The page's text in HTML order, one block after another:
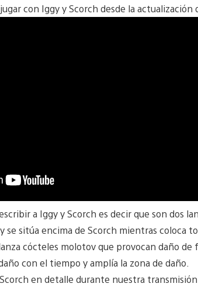
con Iggy y Scorch desde la actualización
a Iggy y Scorch es decir que son dos
se sitúa encima de Scorch mientras coloca
cócteles molotov que provocan daño de
con el tiempo y amplía la zona de daño.
en detalle durante nuestra